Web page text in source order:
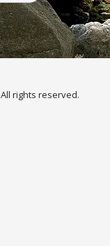
All rights reserved.